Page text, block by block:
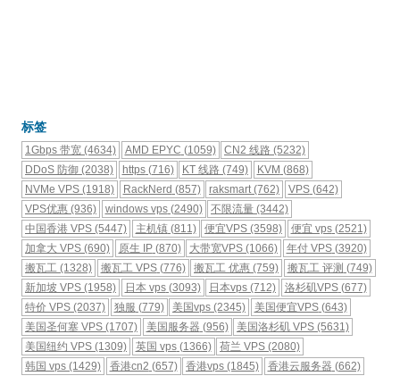
标签
1Gbps 带宽 (4634) AMD EPYC (1059) CN2 线路 (5232)
DDoS 防御 (2038) https(716) KT 线路 (749) KVM (868)
NVMe VPS (1918) RackNerd (857) raksmart(762) VPS(642)
VPS优惠 (936) windows vps(2490) 不限流量 (3442)
中国香港 VPS (5447) 主机镇(811) 便宜VPS (3598) 便宜 vps(2521)
加拿大 VPS (690) 原生 IP(870) 大带宽VPS (1066) 年付 VPS(3920)
搬瓦工 (1328) 搬瓦工 VPS(776) 搬瓦工 优惠 (759) 搬瓦工 评测 (749)
新加坡 VPS (1958) 日本 vps(3093) 日本vps (712) 洛杉矶VPS(677)
特价 VPS (2037) 独服 (779) 美国vps (2345) 美国便宜VPS(643)
美国圣何塞 VPS (1707) 美国服务器 (956) 美国洛杉矶 VPS (5631)
美国纽约 VPS (1309) 英国 vps(1366) 荷兰 VPS (2080)
韩国 vps (1429) 香港cn2 (657) 香港vps (1845) 香港云服务器 (662)